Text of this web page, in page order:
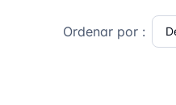
Ordenar por :